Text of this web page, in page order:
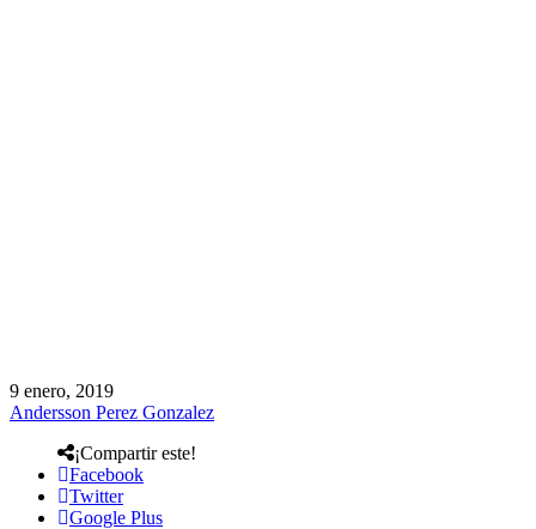
9 enero, 2019
Andersson Perez Gonzalez
¡Compartir este!
Facebook
Twitter
Google Plus